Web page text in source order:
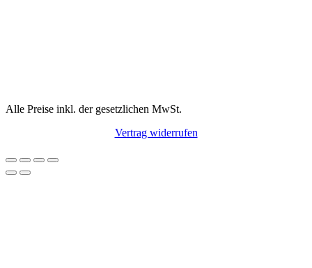
Alle Preise inkl. der gesetzlichen MwSt.
Vertrag widerrufen